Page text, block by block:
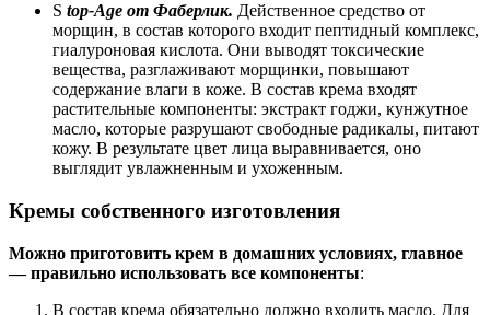
S top-Age от Фаберлик. Действенное средство от
морщин, в состав которого входит пептидный комплекс,
гиалуроновая кислота. Они выводят токсические
вещества, разглаживают морщинки, повышают
содержание влаги в коже. В состав крема входят
растительные компоненты: экстракт годжи, кунжутное
масло, которые разрушают свободные радикалы, питают
кожу. В результате цвет лица выравнивается, оно
выглядит увлажненным и ухоженным.
Кремы собственного изготовления
Можно приготовить крем в домашних условиях, главное
— правильно использовать все компоненты:
В состав крема обязательно должно входить масло. Для